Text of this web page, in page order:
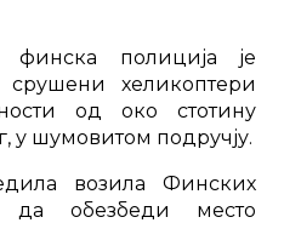
финска полиција је
хеликоптери
од око стотину
у шумовитом подручју.
возила Финских
да обезбеди место